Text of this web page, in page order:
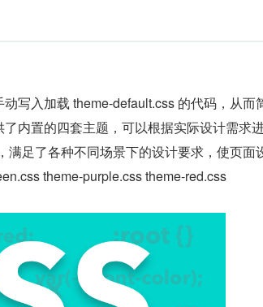
写入加载 theme-default.css 的代码，从而
内置的四套主题，可以根据实际设计需求
满足了各种不同场景下的设计要求，使页面
theme-purple.css theme-red.css